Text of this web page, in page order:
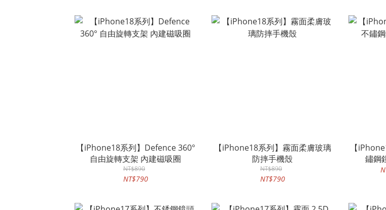
【iPhone18系列】Defence 360°
自由旋轉支架 內建磁吸圈
NT$890
NT$790
【iPhone18系列】霧面柔膚玻璃
防摔手機殼
NT$890
NT$790
【
鏽鋼